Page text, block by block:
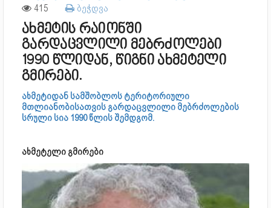
415 ბეჭდვა
ახმეტის რაიონში
გარდაცვლილი მებრძოლები
1990 წლიდან, წიგნი ახმეტელი
გმირები.
ახმეტიდან სამშობლოს ტერიტორიული
მთლიანობისათვის გარდაცვლილი მებრძოლების
სრული სია 1990 წლის შემდგომ.
ახმეტელი გმირები